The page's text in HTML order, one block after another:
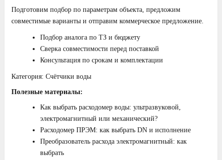
Подготовим подбор по параметрам объекта, предложим
совместимые варианты и отправим коммерческое предложение.
Подбор аналога по ТЗ и бюджету
Сверка совместимости перед поставкой
Консультация по срокам и комплектации
Категория: Счётчики воды
Полезные материалы:
Как выбрать расходомер воды: ультразвуковой,
электромагнитный или механический?
Расходомер ПРЭМ: как выбрать DN и исполнение
Преобразователь расхода электромагнитный: как
выбрать